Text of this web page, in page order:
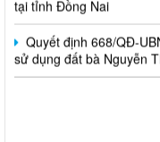
Quyết định 668/QĐ-
sử dụng đất bà Nguyễn